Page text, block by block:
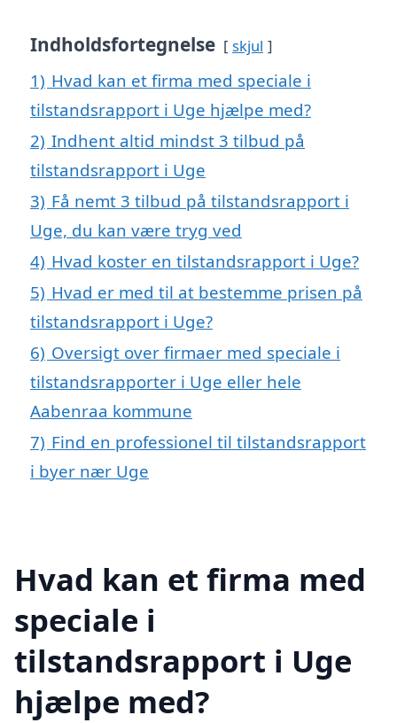
Indholdsfortegnelse skjul
1) Hvad kan et firma med speciale i
tilstandsrapport i Uge hjælpe med?
2) Indhent altid mindst 3 tilbud på
tilstandsrapport i Uge
3) Få nemt 3 tilbud på tilstandsrapport i
Uge, du kan være tryg ved
4) Hvad koster en tilstandsrapport i Uge?
5) Hvad er med til at bestemme prisen på
tilstandsrapport i Uge?
6) Oversigt over firmaer med speciale i
tilstandsrapporter i Uge eller hele
Aabenraa kommune
7) Find en professionel til tilstandsrapport
i byer nær Uge
Hvad kan et firma med
speciale i
tilstandsrapport i Uge
hjælpe med?